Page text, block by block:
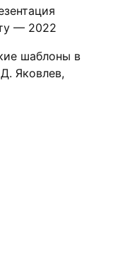
— 2022
шаблоны в
Яковлев,